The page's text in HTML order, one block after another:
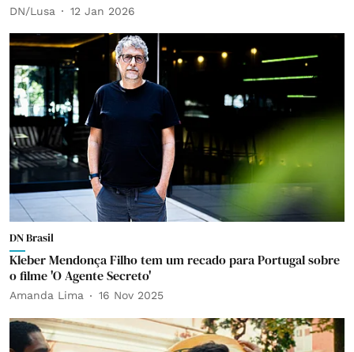
DN/Lusa 12 Jan 2026
DN Brasil
Kleber Mendonça Filho tem um recado para Portugal sobre
o filme 'O Agente Secreto'
Amanda Lima 16 Nov 2025